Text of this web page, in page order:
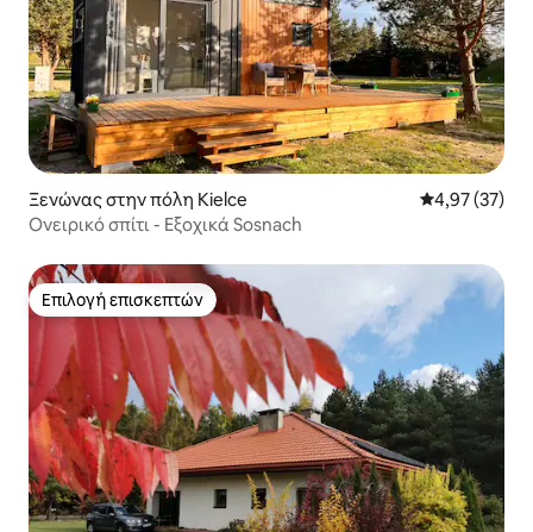
Ξενώνας στην πόλη Kielce Μέση
4,97 (37)
Ονειρικό σπίτι - Εξοχικά Sosnach
Επιλογή επισκεπτών
Επιλογή επισκεπτών